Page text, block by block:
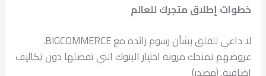
خطوات إطلاق متجرك للعالم
لا داعي للقلق بشأن رسوم زائدة مع BIGCOMMERCE.
عروضهم تمنحك مرونة اختيار البنوك التي تفضلها دون تكاليف